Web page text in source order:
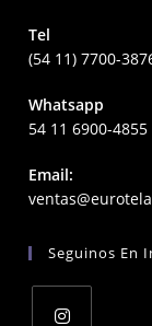
Tel
(54 11) 7700-
Whatsapp
54 11 6900-4855
Email:
Seguinos En